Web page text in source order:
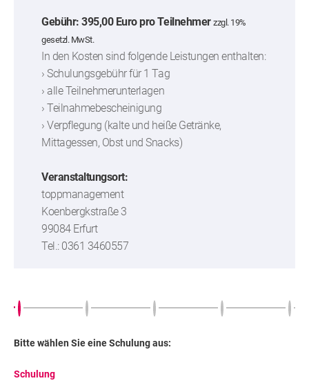
Gebühr: 395,00 Euro pro Teilnehmer zzgl. 19%
gesetzl. MwSt.
In den Kosten sind folgende Leistungen enthalten:
› Schulungsgebühr für 1 Tag
› alle Teilnehmerunterlagen
› Teilnahmebescheinigung
› Verpflegung (kalte und heiße Getränke,
Mittagessen, Obst und Snacks)
Veranstaltungsort:
toppmanagement
Koenbergkstraße 3
99084 Erfurt
Tel.: 0361 3460557
Bitte wählen Sie eine Schulung aus:
Schulung